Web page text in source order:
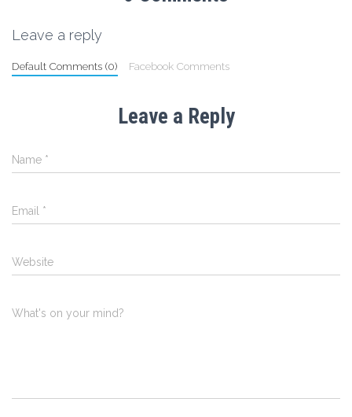
Leave a reply
Default Comments (0) Facebook Comments
Leave a Reply
Name *
Email *
Website
What's on your mind?